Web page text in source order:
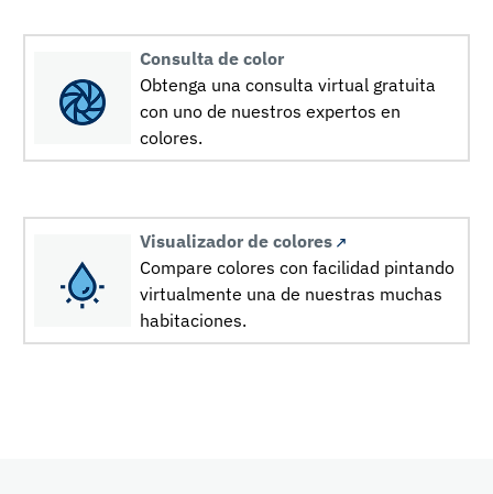
Consulta de color
Obtenga una consulta virtual gratuita
con uno de nuestros expertos en
colores.
Visualizador de colores
Compare colores con facilidad pintando
virtualmente una de nuestras muchas
habitaciones.